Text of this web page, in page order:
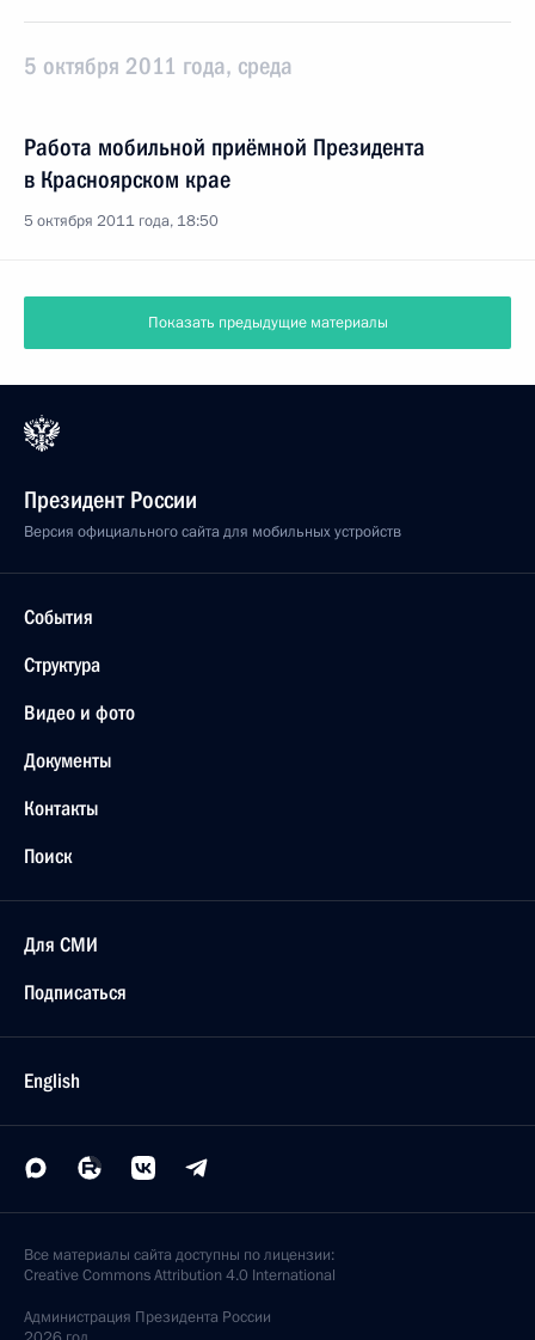
5 октября 2011 года, среда
Работа мобильной приёмной Президента
в Красноярском крае
5 октября 2011 года, 18:50
Показать предыдущие материалы
Президент России
Версия официального сайта для мобильных устройств
События
Структура
Видео и фото
Документы
Контакты
Поиск
Для СМИ
Подписаться
English
Все материалы сайта доступны по лицензии:
Creative Commons Attribution 4.0 International
Администрация Президента России